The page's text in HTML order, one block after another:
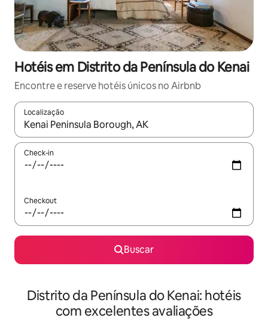
Hotéis em Distrito da Península do Kenai
Encontre e reserve hotéis únicos no Airbnb
Localização
Quando os resultados estiverem disponíveis, explore-os
Check-in
Checkout
Buscar
Distrito da Península do Kenai: hotéis
com excelentes avaliações